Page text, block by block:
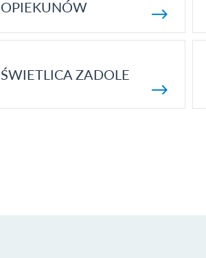
OPIEKUNÓW
ŚWIETLICA ZADOLE